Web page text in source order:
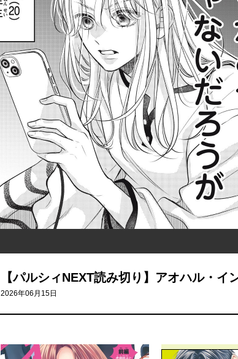
【パルシィNEXT読み切り】アオハル・イ
2026年06月15日